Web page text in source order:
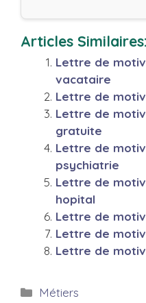
Articles Similaires:
Lettre de
vacataire
Lettre de
Lettre de
gratuite
Lettre de
psychiatrie
Lettre de
hopital
Lettre de
Lettre de
Lettre de
Catégories
Métiers